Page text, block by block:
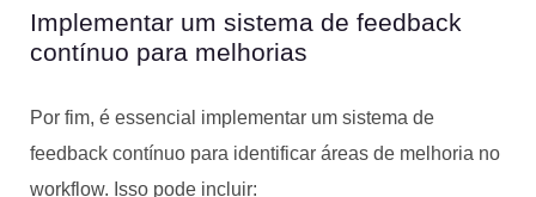
Implementar um sistema de feedback
contínuo para melhorias
Por fim, é essencial implementar um sistema de
feedback contínuo para identificar áreas de melhoria no
workflow. Isso pode incluir: